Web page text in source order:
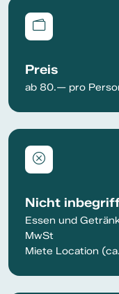
Preis
ab 80.— pro
Nicht
Essen und
MwSt
Miete Location